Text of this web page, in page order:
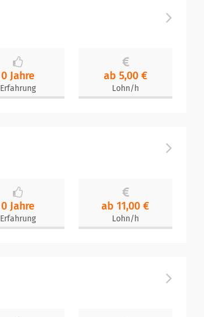
0 Jahre
Erfahrung
ab 5,00 €
Lohn/h
0 Jahre
Erfahrung
ab 11,00 €
Lohn/h